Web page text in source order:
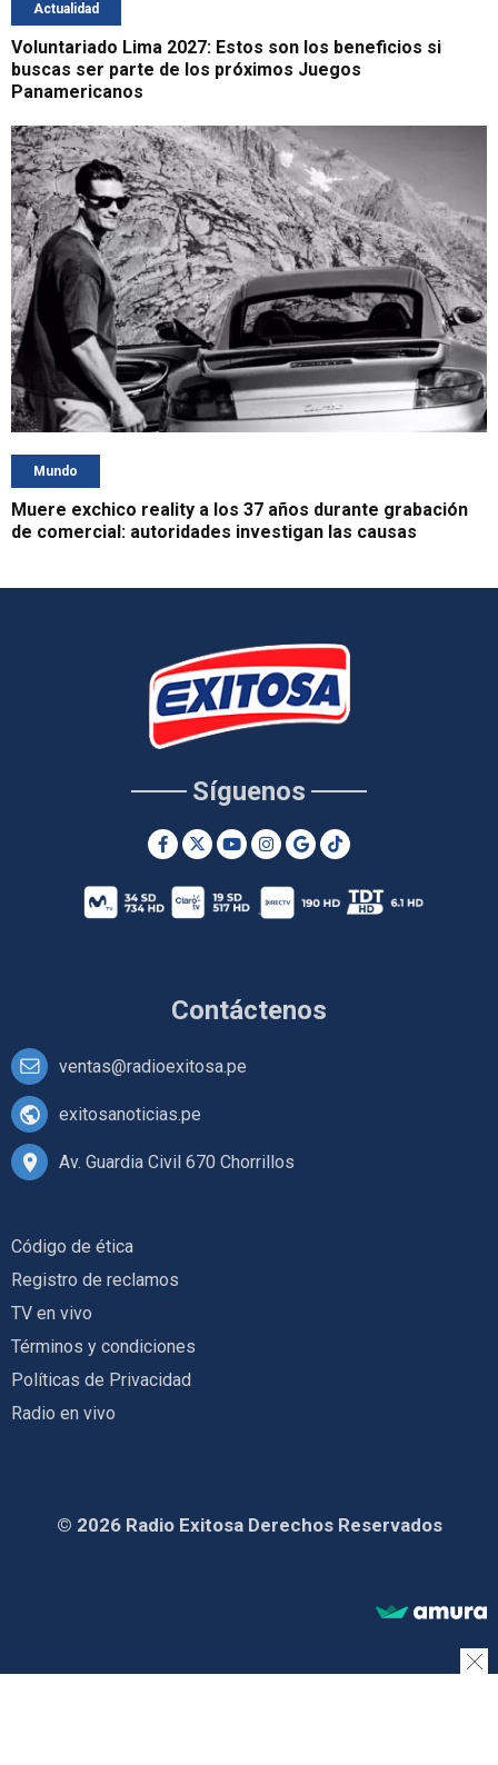
Actualidad
Voluntariado Lima 2027: Estos son los beneficios si
buscas ser parte de los próximos Juegos
Panamericanos
Mundo
Muere exchico reality a los 37 años durante grabación
de comercial: autoridades investigan las causas
Contáctenos
ventas@radioexitosa.pe
exitosanoticias.pe
Av. Guardia Civil 670 Chorrillos
Síguenos
Código de ética
Registro de reclamos
TV en vivo
Términos y condiciones
Políticas de Privacidad
Radio en vivo
© 2026 Radio Exitosa Derechos Reservados